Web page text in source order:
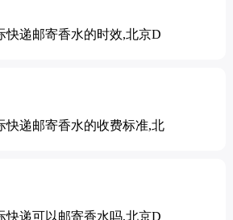
快递邮寄香水的时效,北京D
快递邮寄香水的收费标准,北
快递可以邮寄香水吗,北京D